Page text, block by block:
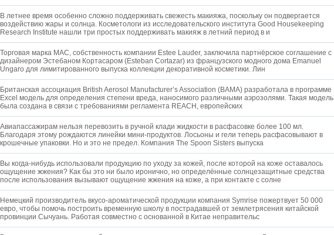
В летнее время особенно сложно поддерживать свежесть макияжа, поскольку он подвергается
воздействию жары и солнца. Косметологи из исследовательского института Good Housekeeping
Research Institute нашли три простых поддерживать макияж в летний период в и
Торговая марка MAC, собственность компании Estee Lauder, заключила партнёрское соглашение с
дизайнером Эстебаном Кортасаром (Esteban Cortazar) из французского модного дома Emanuel
Ungaro для лимитированного выпуска коллекции декоративной косметики. Лин
Британская ассоциация British Aerosol Manufacturer’s Association (BAMA) разработала в программе
Excel модель для определения степени вреда, наносимого различными аэрозолями. Такая модель
была создана в связи с требованиями регламента REACH, европейских
Авиапассажирам нельзя перевозить в ручной клади жидкости в расфасовке более 100 мл.
Благодаря этому рождаются линейки мини-продуктов. Лосьоны и гели теперь расфасовывают в
крошечные упаковки. Но и это не предел. Компания The Spoon Sisters выпуска
Вы когда-нибудь использовали продукцию по уходу за кожей, после которой на коже оставалось
ощущение жжения? Как бы это ни было иронично, но определённые солнцезащитные средства
после использования вызывают ощущение жжения на коже, а при контакте с солне
Немецкий производитель вкусо-ароматической продукции компания Symrise пожертвует 50 000
евро, чтобы помочь построить временную школу в пострадавшей от землетрясения китайской
провинции Сычуань. Работая совместно с основанной в Китае неправительс